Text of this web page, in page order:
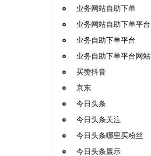
业务网站自助下单
业务网站自助下单平台
业务自助下单平台
业务自助下单平台网站
买赞抖音
京东
今日头条
今日头条关注
今日头条哪里买粉丝
今日头条展示